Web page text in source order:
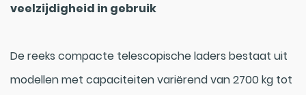
veelzijdigheid in gebruik
De reeks compacte telescopische laders bestaat uit
modellen met capaciteiten variërend van 2700 kg tot